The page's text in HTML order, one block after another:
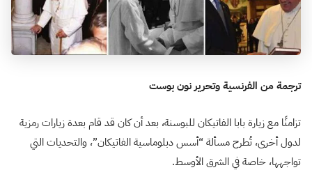
ترجمة من الفرنسية وتحرير نون بوست
تزامنًا مع زيارة بابا الفاتيكان للبوسنة، بعد أن كان قد قام بعدة زيارات رمزية
لدول أخرى، تُطرح مسألة “أسس دبلوماسية الفاتيكان”، والتحديات التي
تواجهها، خاصة في الشرق الأوسط.